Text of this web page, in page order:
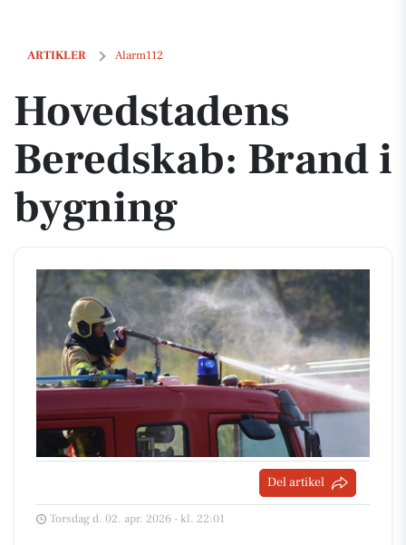
ARTIKLER Alarm112
Hovedstadens Beredskab: Brand i bygning
Hovedstadens
Beredskab: Brand i
bygning
Del artikel
Torsdag d. 02. apr. 2026 - kl. 22:01